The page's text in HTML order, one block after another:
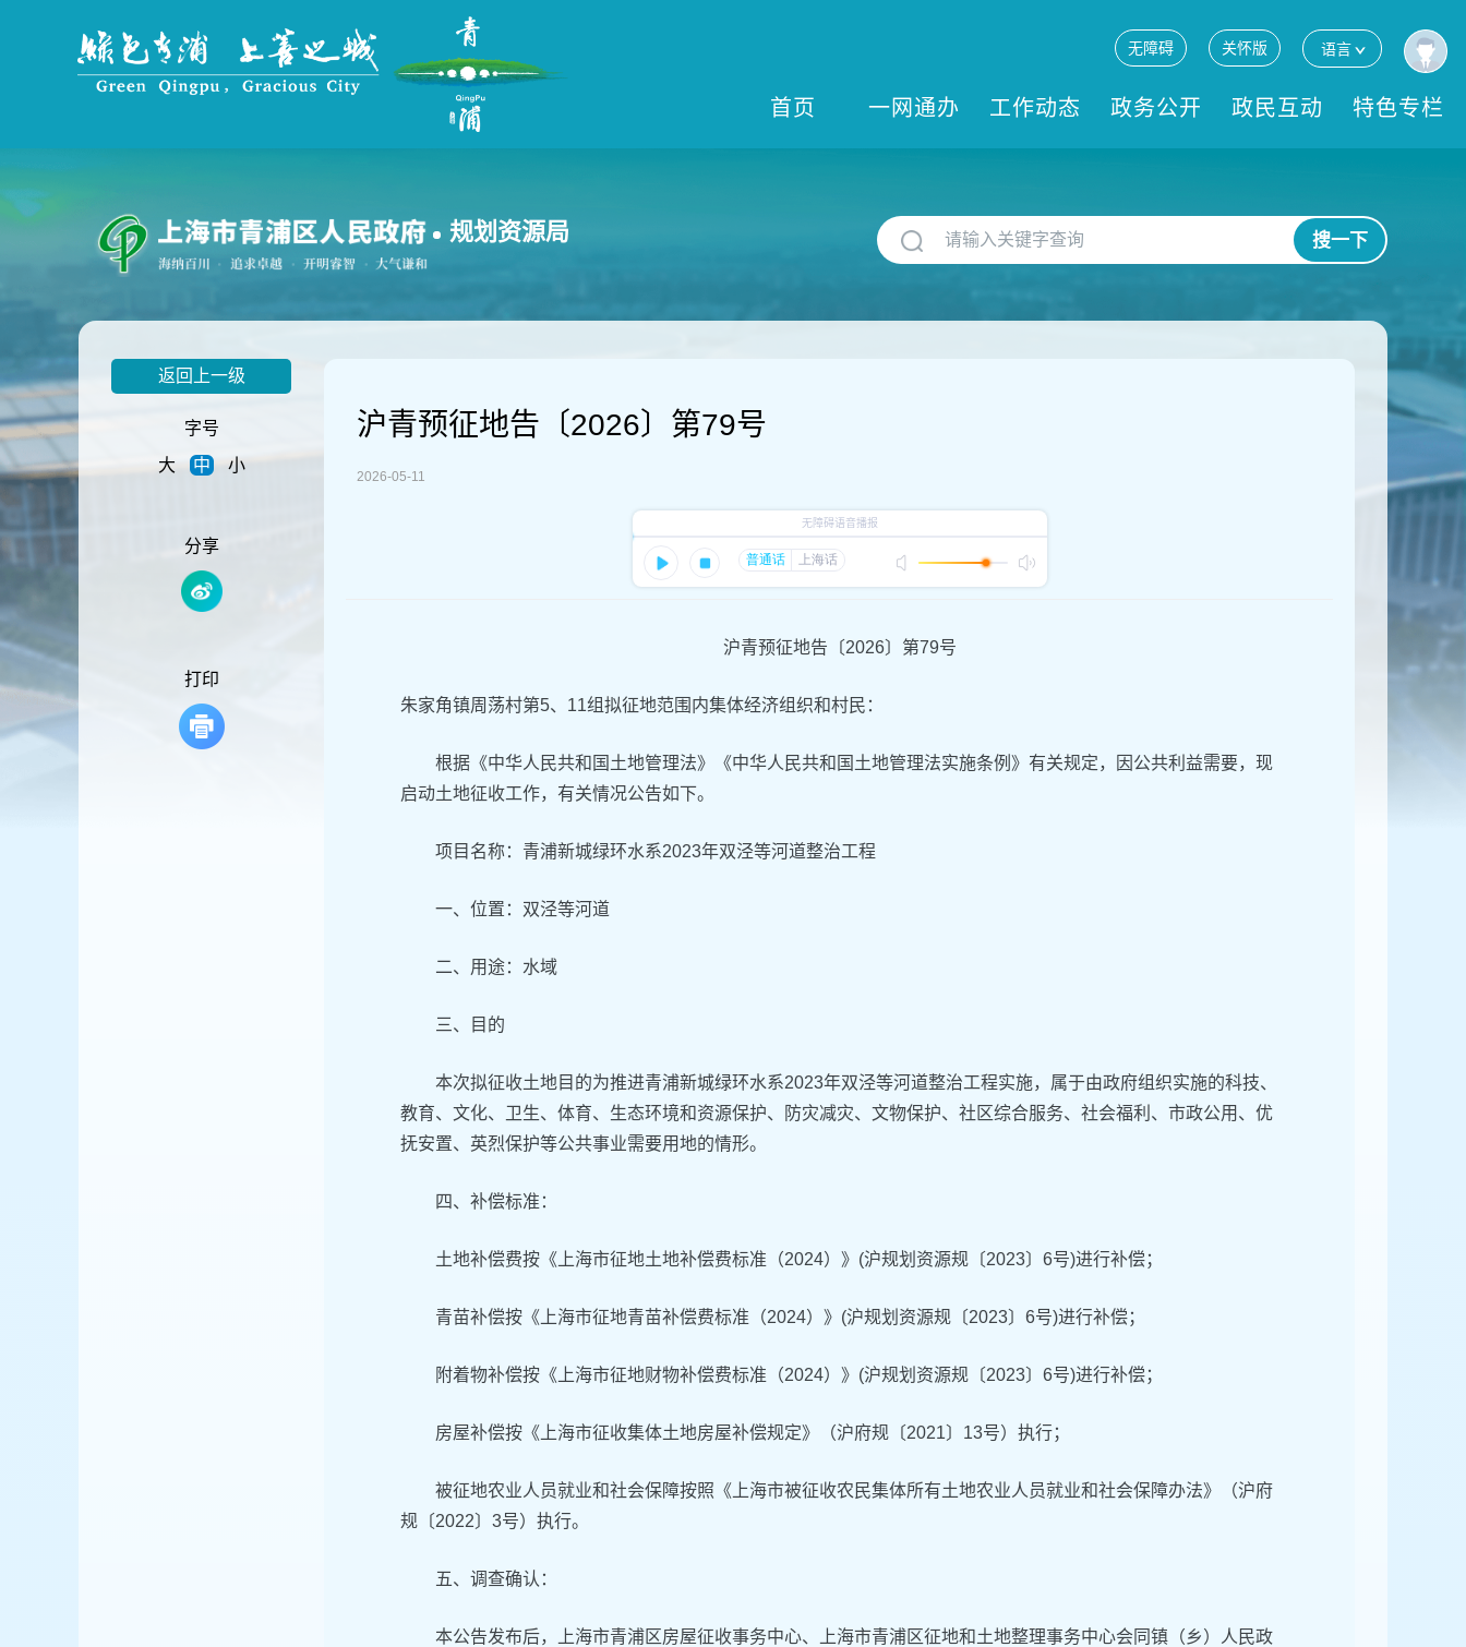
到
主
要
内
无障碍 关怀版 语言
首页 一网通办 工作动态 政务公开 政民互动 特色专栏
规划资源局 搜一下
返回上一级
字号
大
中 小
分享
打印
沪青预征地告〔2026〕第79号
2026-05-11
沪青预征地告〔2026〕第79号
朱家角镇周荡村第5、11组拟征地范围内集体经济组织和村民：
根据《中华人民共和国土地管理法》《中华人民共和国土地管理法实施条例》有关规定，因公共利益需要，现
启动土地征收工作，有关情况公告如下。
项目名称：青浦新城绿环水系2023年双泾等河道整治工程
一、位置：双泾等河道
二、用途：水域
三、目的
本次拟征收土地目的为推进青浦新城绿环水系2023年双泾等河道整治工程实施，属于由政府组织实施的科技、
教育、文化、卫生、体育、生态环境和资源保护、防灾减灾、文物保护、社区综合服务、社会福利、市政公用、优
抚安置、英烈保护等公共事业需要用地的情形。
四、补偿标准：
土地补偿费按《上海市征地土地补偿费标准（2024）》(沪规划资源规〔2023〕6号)进行补偿；
青苗补偿按《上海市征地青苗补偿费标准（2024）》(沪规划资源规〔2023〕6号)进行补偿；
附着物补偿按《上海市征地财物补偿费标准（2024）》(沪规划资源规〔2023〕6号)进行补偿；
房屋补偿按《上海市征收集体土地房屋补偿规定》（沪府规〔2021〕13号）执行；
被征地农业人员就业和社会保障按照《上海市被征收农民集体所有土地农业人员就业和社会保障办法》（沪府
规〔2022〕3号）执行。
五、调查确认：
本公告发布后，上海市青浦区房屋征收事务中心、上海市青浦区征地和土地整理事务中心会同镇（乡）人民政